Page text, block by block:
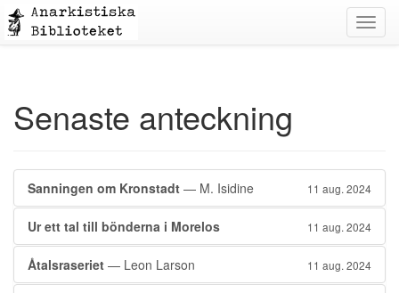
Senaste anteckning
Sanningen om Kronstadt — M. Isidine 11 aug. 2024
Ur ett tal till bönderna i Morelos 11 aug. 2024
Åtalsraseriet — Leon Larson 11 aug. 2024